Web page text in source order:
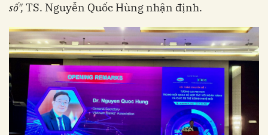
số", TS. Nguyễn Quốc Hùng nhận định.